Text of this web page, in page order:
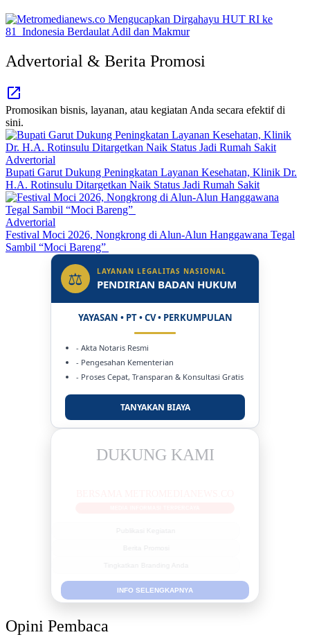
Advertorial & Berita Promosi
Promosikan bisnis, layanan, atau kegiatan Anda secara efektif di
sini.
Advertorial
Bupati Garut Dukung Peningkatan Layanan Kesehatan, Klinik Dr.
H.A. Rotinsulu Ditargetkan Naik Status Jadi Rumah Sakit
Advertorial
Festival Moci 2026, Nongkrong di Alun-Alun Hanggawana Tegal
Sambil “Moci Bareng”
⚖ LAYANAN LEGALITAS NASIONAL
PENDIRIAN BADAN HUKUM
YAYASAN • PT • CV • PERKUMPULAN
- Akta Notaris Resmi
- Pengesahan Kementerian
- Proses Cepat, Transparan & Konsultasi Gratis
TANYAKAN BIAYA
DUKUNG KAMI
INFO SELENGKAPNYA
Opini Pembaca